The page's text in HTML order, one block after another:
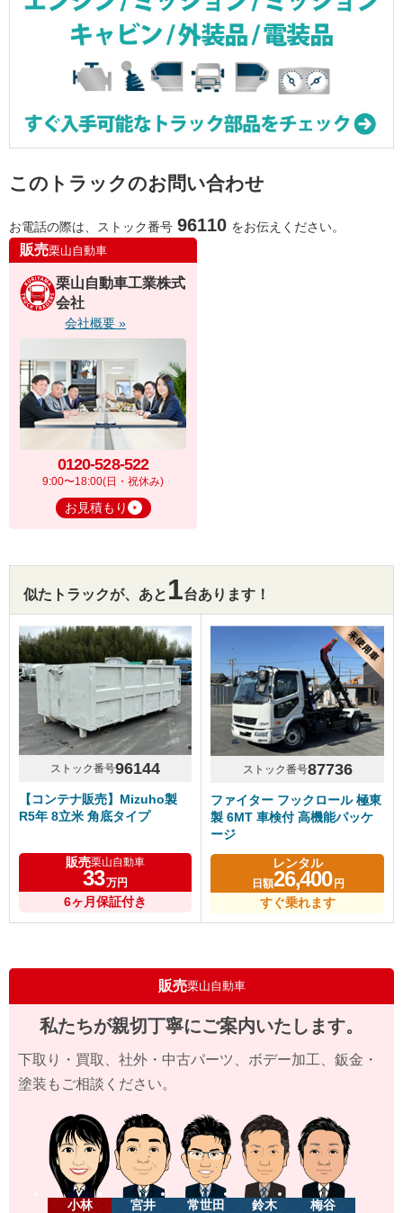
このトラックのお問い合わせ
お電話の際は、ストック番号 96110 をお伝えください。
販売栗山自動車
栗山自動車工業株式
会社
会社概要 »
0120-528-522
9:00〜18:00(日・祝休み)
お見積もり
似たトラックが、あと 1台あります！
ストック番号96144
【コンテナ販売】Mizuho製
R5年 8立米 角底タイプ
販売栗山自動車
33万円
6ヶ月保証付き
ストック番号87736
ファイター フックロール 極東
製 6MT 車検付 高機能パッケ
ージ
レンタル
日額26,400 円
すぐ乗れます
販売栗山自動車
私たちが親切丁寧にご案内いたします。
下取り・買取、社外・中古パーツ、ボデー加工、鈑金・
塗装もご相談ください。
小林 宮井 常世田 鈴木 梅谷